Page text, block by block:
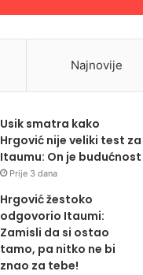
Najnovije
Usik smatra kako
Hrgović nije veliki test za
Itaumu: On je budućnost
Prije 3 dana
Hrgović žestoko
odgovorio Itaumi:
Zamisli da si ostao
tamo, pa nitko ne bi
znao za tebe!